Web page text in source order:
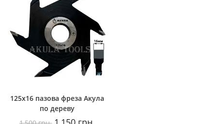
125х16 пазова фреза Акула
по дереву
Оригінальна